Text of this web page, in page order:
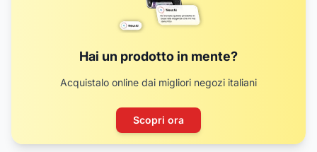
Hai un prodotto in mente?
Acquistalo online dai migliori negozi italiani
Scopri ora